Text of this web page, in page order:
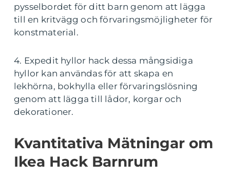
pysselbordet för ditt barn genom att lägga
till en kritvägg och förvaringsmöjligheter för
konstmaterial.
4. Expedit hyllor hack dessa mångsidiga
hyllor kan användas för att skapa en
lekhörna, bokhylla eller förvaringslösning
genom att lägga till lådor, korgar och
dekorationer.
Kvantitativa Mätningar om
Ikea Hack Barnrum